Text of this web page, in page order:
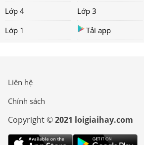
Lớp 4
Lớp 3
Lớp 1
Tải app
Liên hệ
Chính sách
Copyright ©2021 loigiaihay.com